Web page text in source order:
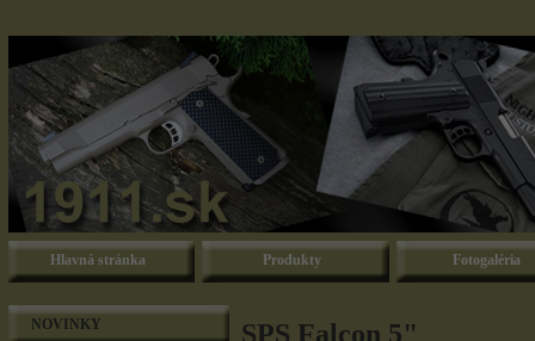
Hlavná stránka Produkty Fotogaléria
NOVINKY SPS Falcon 5"